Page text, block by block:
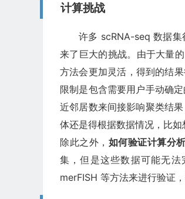
计算挑战
许多 scRNA-seq 数据集
来了巨大的挑战。由于大量
方法会更加灵活，得到的结
限制是包含需要用户手动确
近邻居数来间接影响聚类结
体还是得根据数据情况，比
除此之外， 如何验证计算分
集，但是这些数据可能无
merFISH 等方法来进行验证